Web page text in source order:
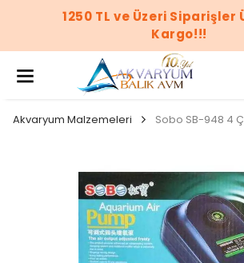
1250 TL ve Üzeri
Akvaryum Malzemeleri Sobo SB-948 4